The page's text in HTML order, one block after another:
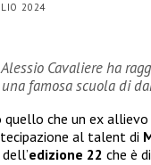
2024
Alessio Cavaliere ha
famosa scuola di
quello che un ex allievo
al talent di
edizione 22 che è